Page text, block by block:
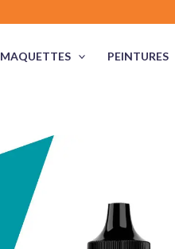
MAQUETTES PEINTURES